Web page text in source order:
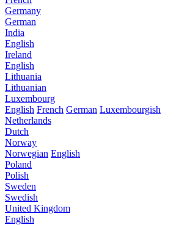
Germany
German
India
English
Ireland
English
Lithuania
Lithuanian
Luxembourg
English French German Luxembourgish
Netherlands
Dutch
Norway
Norwegian English
Poland
Polish
Sweden
Swedish
United Kingdom
English